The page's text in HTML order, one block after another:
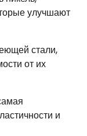
улучшают
стали,
от их
и